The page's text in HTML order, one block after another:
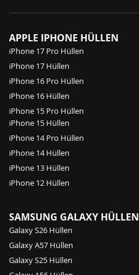
APPLE IPHONE HÜLLEN
iPhone 17 Pro Hüllen
iPhone 17 Hüllen
iPhone 16 Pro Hüllen
iPhone 16 Hüllen
iPhone 15 Pro Hüllen
iPhone 15 Hüllen
iPhone 14 Pro Hüllen
iPhone 14 Hüllen
iPhone 13 Hüllen
iPhone 12 Hüllen
SAMSUNG GALAXY HÜLLEN
Galaxy S26 Hüllen
Galaxy A57 Hüllen
Galaxy S25 Hüllen